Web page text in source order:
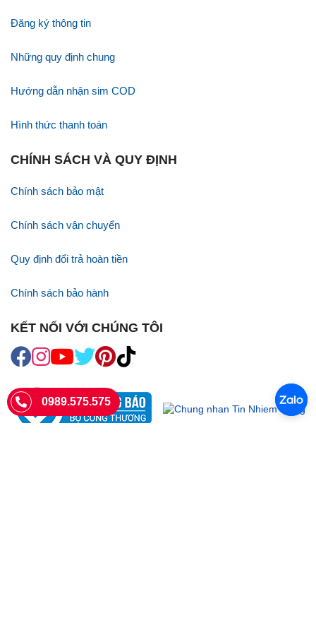
Đăng ký thông tin
Những quy định chung
Hướng dẫn nhận sim COD
Hình thức thanh toán
CHÍNH SÁCH VÀ QUY ĐỊNH
Chính sách bảo mật
Chính sách vận chuyển
Quy định đổi trả hoàn tiền
Chính sách bảo hành
KẾT NỐI VỚI CHÚNG TÔI
0989.575.575